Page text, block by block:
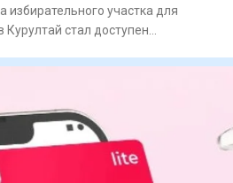
избирательного участка для
стал доступен